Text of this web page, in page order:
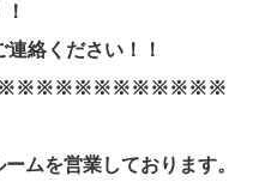
連絡ください！！
ムを営業しております。